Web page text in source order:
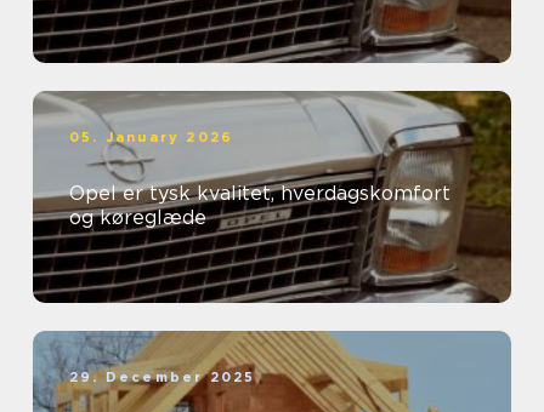
05. January 2026
Opel er tysk kvalitet, hverdagskomfort
og køreglæde
29. December 2025